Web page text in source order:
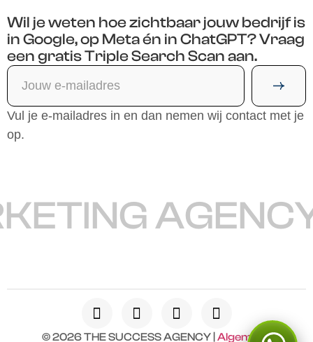
Wil je weten hoe zichtbaar jouw bedrijf is
in Google, op Meta én in ChatGPT? Vraag
een gratis Triple Search Scan aan.
Vul je e-mailadres in en dan nemen wij contact met je
op.
AGENCY
© 2026 THE SUCCESS AGENCY | Algemene